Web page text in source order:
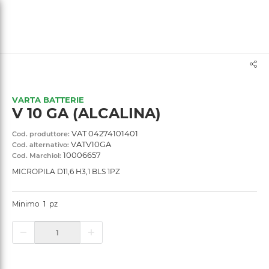
VARTA BATTERIE
V 10 GA (ALCALINA)
Cod. produttore: VAT 04274101401
Cod. alternativo: VATV10GA
Cod. Marchiol: 10006657
MICROPILA D11,6 H3,1 BLS 1PZ
Minimo 1 pz